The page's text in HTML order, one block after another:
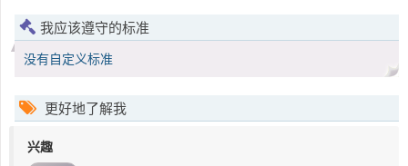
我应该遵守的标准
没有自定义标准
更好地了解我
兴趣